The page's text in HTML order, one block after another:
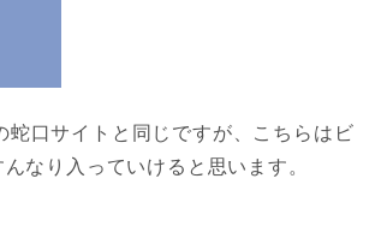
口サイトと同じですが、こちらはビ
なり入っていけると思います。